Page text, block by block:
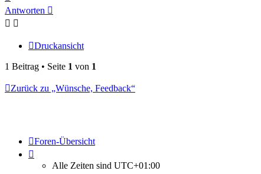
oben
Antworten
Druckansicht
1 Beitrag • Seite 1 von 1
Zurück zu „Wünsche, Feedback“
Foren-Übersicht
Alle Zeiten sind UTC+01:00